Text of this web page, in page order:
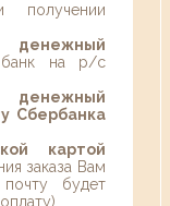
денежный
на р/с
денежный
Сбербанка
картой
заказа Вам
будет